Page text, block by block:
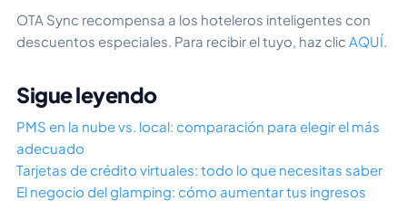
OTA Sync recompensa a los hoteleros inteligentes con
descuentos especiales. Para recibir el tuyo, haz clic AQUÍ
Sigue leyendo
PMS en la nube vs. local: comparación para elegir el más
adecuado
Tarjetas de crédito virtuales: todo lo que necesitas saber
El negocio del glamping: cómo aumentar tus ingresos